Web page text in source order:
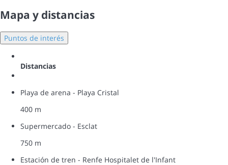
Mapa y distancias
Puntos de interés
Distancias
Playa de arena - Playa Cristal
400 m
Supermercado - Esclat
750 m
Estación de tren - Renfe Hospitalet de l'Infant